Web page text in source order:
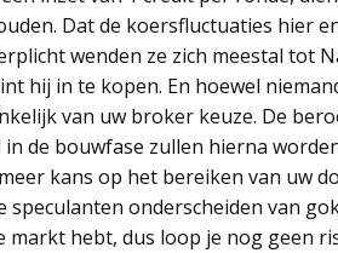
Dat de koersfluctuaties hier
wenden ze zich meestal tot
hij in te kopen. En hoewel
van uw broker keuze. De
de bouwfase zullen hierna
kans op het bereiken van uw
speculanten onderscheiden van
markt hebt, dus loop je nog geen